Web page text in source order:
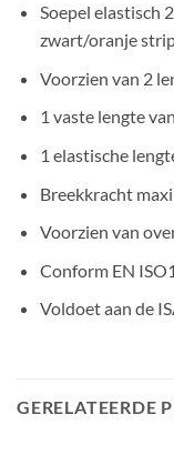
Soepel elastisch
zwart/oranje
Voorzien van 2
1 vaste lengte
1 elastische
Breekkracht
Voorzien van
Conform EN
Voldoet aan de
GERELATEERDE